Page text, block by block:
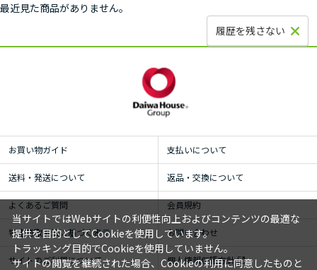
最近見た商品がありません。
履歴を残さない
お買い物ガイド 支払いについて
送料・発送について 返品・交換について
よくあるご質問 会員規約
特定商取引法に基づく表示 お問い合わせ
サイトのご利用について 個人情報保護方針
当サイトではWebサイトの利便性向上およびコンテンツの最適な
提供を目的としてCookieを使用しています。
トラッキング目的でCookieを使用していません。
サイトの閲覧を継続された場合、Cookieの利用に同意したものと